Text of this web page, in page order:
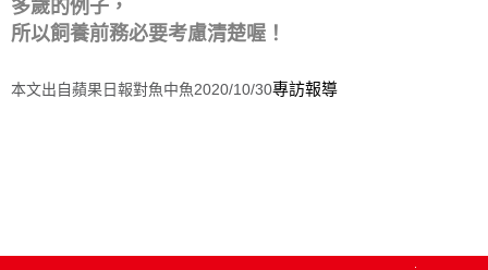
多歲的例子，
所以飼養前務必要考慮清楚喔！
本文出自蘋果日報對魚中魚2020/10/30專訪報導